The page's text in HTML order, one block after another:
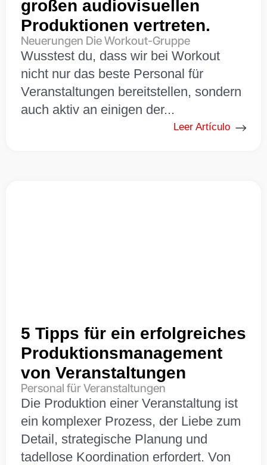
großen audiovisuellen
Produktionen vertreten.
Neuerungen Die Workout-Gruppe
Wusstest du, dass wir bei Workout
nicht nur das beste Personal für
Veranstaltungen bereitstellen, sondern
auch aktiv an einigen der...
Leer Artículo
5 Tipps für ein erfolgreiches
Produktionsmanagement
von Veranstaltungen
Personal für Veranstaltungen
Die Produktion einer Veranstaltung ist
ein komplexer Prozess, der Liebe zum
Detail, strategische Planung und
tadellose Koordination erfordert. Von